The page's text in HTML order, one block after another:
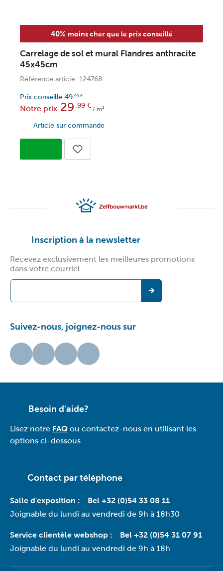
40% moins cher que le prix conseillé
Carrelage de sol et mural Flandres anthracite
45x45cm
Référence article: 124768
Prix conseille 49 ,99 €
Notre prix 29 ,99€
/ m²
Article sur commande
Inscription à la newsletter
Recevez exclusivement les meilleures promotions
dans votre courriel
Suivez-nous, joignez-nous sur
Besoin d'aide?
Lisez notre FAQ ou contactez-nous en utilisant les
options ci-dessous
Contact par téléphone
Salle d'exposition :
Bel +32 (0)54 33 08 11
Joignable du lundi au vendredi de 9h à 18h30
Service clientèle webshop :
Bel +32 (0)54 31 07 91
Joignable du lundi au vendredi de 9h à 18h